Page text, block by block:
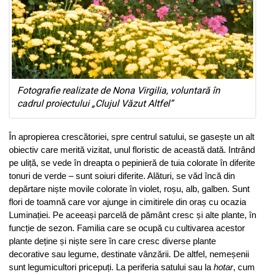
Fotografie realizate de Nona Virgilia, voluntară în
cadrul proiectului „Clujul Văzut Altfel”
În apropierea crescătoriei, spre centrul satului, se gasește un alt
obiectiv care merită vizitat, unul floristic de această dată. Intrând
pe uliță, se vede în dreapta o pepinieră de tuia colorate în diferite
tonuri de verde – sunt soiuri diferite. Alături, se văd încă din
depărtare niște movile colorate în violet, roșu, alb, galben. Sunt
flori de toamnă care vor ajunge in cimitirele din oraș cu ocazia
Luminației. Pe aceeași parcelă de pământ cresc și alte plante, în
funcție de sezon. Familia care se ocupă cu cultivarea acestor
plante deține și niște sere în care cresc diverse plante
decorative sau legume, destinate vânzării. De altfel, nemeșenii
sunt legumicultori pricepuți. La periferia satului sau la hotar, cum